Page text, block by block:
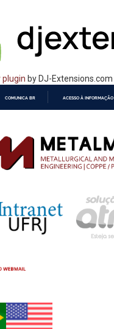
plugin by DJ-Extensions.com
CONTEÚDO
COMUNICA BR ACESSO À INFORMAÇÃO